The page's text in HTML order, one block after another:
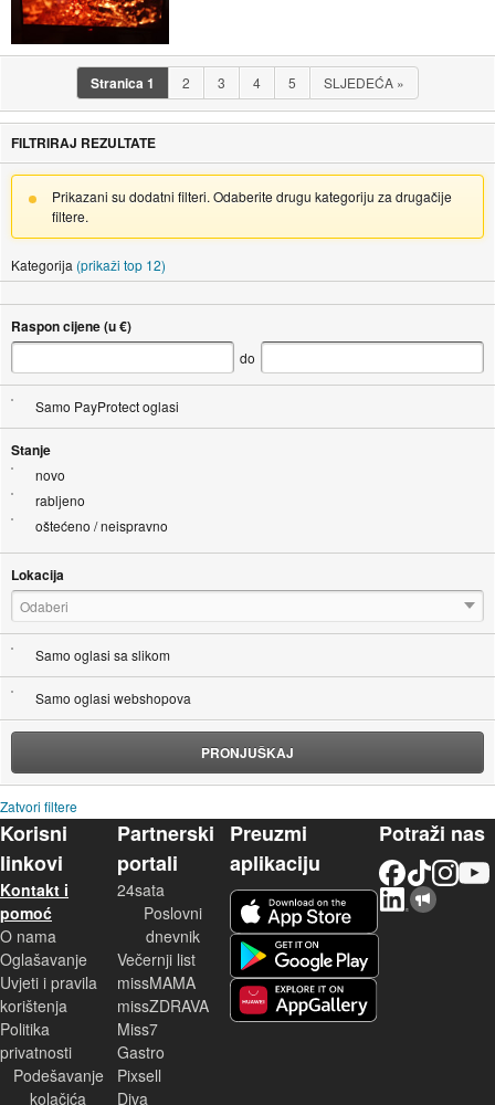
Stranica1 2 3 4 5 SLJEDEĆA »
FILTRIRAJ REZULTATE
Prikazani su dodatni filteri. Odaberite drugu kategoriju za drugačije
filtere.
Kategorija (prikaži top 12)
Raspon cijene (u €)
do
Samo PayProtect oglasi
Stanje
novo
rabljeno
oštećeno / neispravno
Lokacija
Odaberi
Samo oglasi sa slikom
Samo oglasi webshopova
PRONJUŠKAJ
Zatvori filtere
Korisni
linkovi
Kontakt i
pomoć
O nama
Oglašavanje
Uvjeti i pravila
korištenja
Politika
privatnosti
Podešavanje
kolačića
Partnerski
portali
24sata
Poslovni
dnevnik
Večernji list
missMAMA
missZDRAVA
Miss7
Gastro
Pixsell
Diva
Preuzmi
aplikaciju
Potraži nas